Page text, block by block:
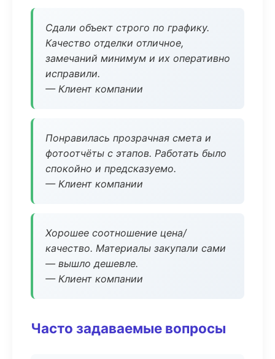
Сдали объект строго по графику.
Качество отделки отличное,
замечаний минимум и их оперативно
исправили.
— Клиент компании
Понравилась прозрачная смета и
фотоотчёты с этапов. Работать было
спокойно и предсказуемо.
— Клиент компании
Хорошее соотношение цена/
качество. Материалы закупали сами
— вышло дешевле.
— Клиент компании
Часто задаваемые вопросы